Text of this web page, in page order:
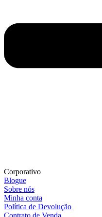
Corporativo
Blogue
Sobre nós
Minha conta
Política de Devolução
Contrato de Venda